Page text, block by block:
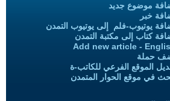
موضوع جديد
خبر
يوتيوب-فلم إلى يوتيوب التمدن
كتاب إلى مكتبة التمدن
Add new article -
حملة
الموقع الفرعي للكاتب-ة
في موقع الحوار المتمدن